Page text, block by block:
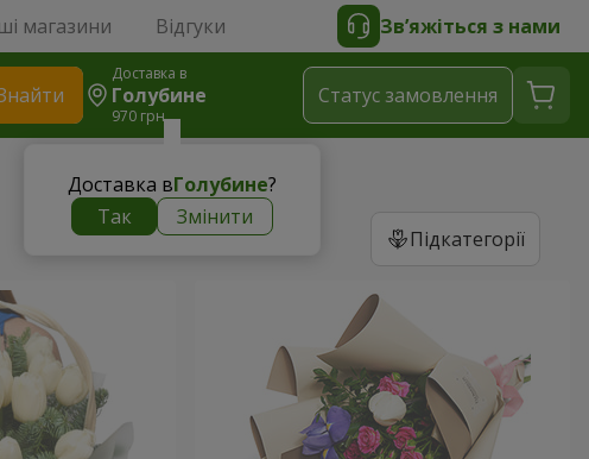
магазини Відгуки Зв’яжіться з нами
Доставка в
Голубине
970 грн
Доставка вГолубине?
Так
Змінити
Статус замовлення
Підкатегорії